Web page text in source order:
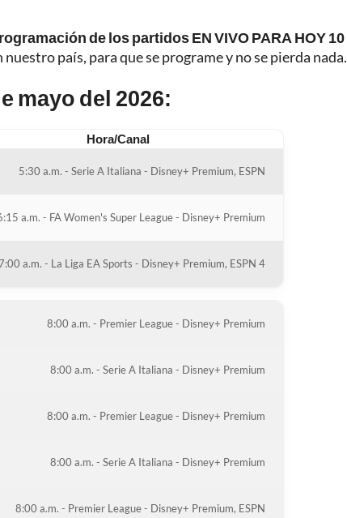
de los partidos EN VIVO PARA HOY 10
país, para que se programe y no se pierda nada.
mayo del 2026:
Hora/Canal
5:30 a.m. - Serie A Italiana - Disney+ Premium, ESPN
a.m. - FA Women's Super League - Disney+ Premium
a.m. - La Liga EA Sports - Disney+ Premium, ESPN 4
8:00 a.m. - Premier League - Disney+ Premium
8:00 a.m. - Serie A Italiana - Disney+ Premium
8:00 a.m. - Premier League - Disney+ Premium
8:00 a.m. - Serie A Italiana - Disney+ Premium
8:00 a.m. - Premier League - Disney+ Premium, ESPN